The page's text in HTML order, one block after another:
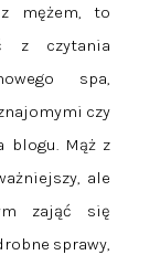
mężem, to
z czytania
spa,
czy
blogu. Mąż z
ale
zająć się
sprawy,